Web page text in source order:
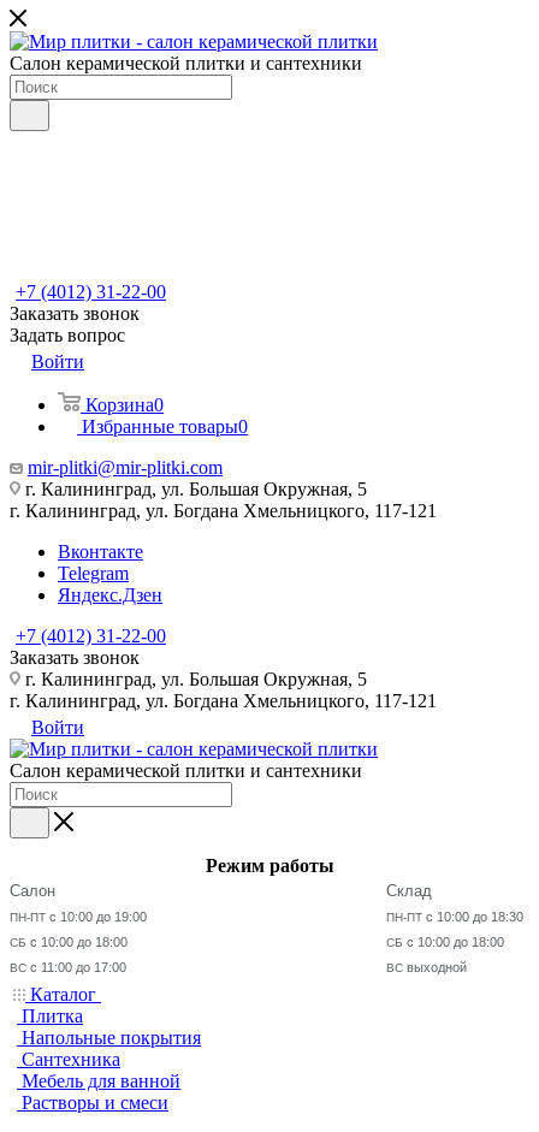
Салон керамической плитки и сантехники
+7 (4012) 31-22-00
Заказать звонок
Задать вопрос
Войти
Корзина0
Избранные товары0
mir-plitki@mir-plitki.com
г. Калининград, ул. Большая Окружная, 5
г. Калининград, ул. Богдана Хмельницкого, 117-121
Вконтакте
Telegram
Яндекс.Дзен
+7 (4012) 31-22-00
Заказать звонок
г. Калининград, ул. Большая Окружная, 5
г. Калининград, ул. Богдана Хмельницкого, 117-121
Войти
Салон керамической плитки и сантехники
Режим работы
Салон
ПН-ПТ с 10:00 до 19:00
СБ с 10:00 до 18:00
ВС с 11:00 до 17:00
Склад
ПН-ПТ с 10:00 до 18:30
СБ с 10:00 до 18:00
ВС выходной
Каталог
Плитка
Напольные покрытия
Сантехника
Мебель для ванной
Растворы и смеси